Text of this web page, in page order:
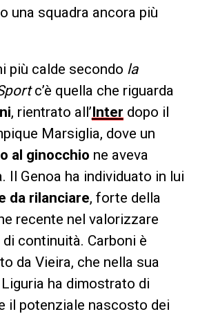
una squadra ancora più
più calde secondo la
c’è quella che riguarda
, rientrato all’Inter dopo il
Marsiglia, dove un
al ginocchio ne aveva
Il Genoa ha individuato in lui
da rilanciare, forte della
recente nel valorizzare
continuità. Carboni è
da Vieira, che nella sua
ha dimostrato di
il potenziale nascosto dei